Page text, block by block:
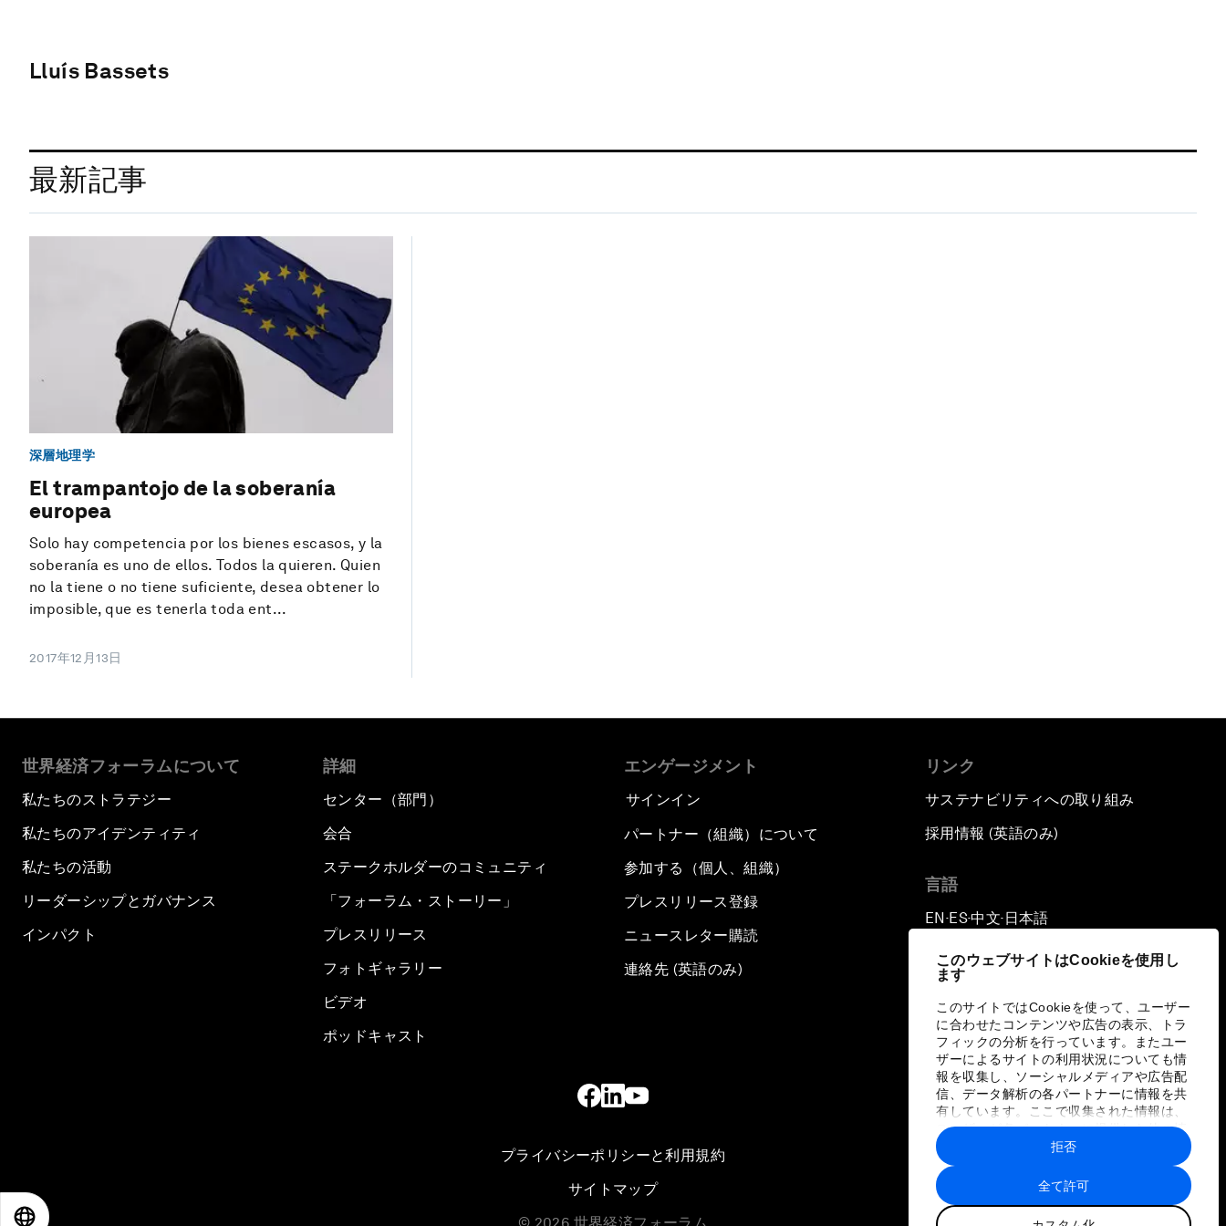
このウェブサイトはCookieを使用し
ます
このサイトではCookieを使って、ユーザー
に合わせたコンテンツや広告の表示、トラ
フィックの分析を行っています。またユー
ザーによるサイトの利用状況についても情
報を収集し、ソーシャルメディアや広告配
信、データ解析の各パートナーに情報を共
有しています。ここで収集された情報は、
ユーザーが各パートナーに提供した他の情
報や各パートナーのサービスを使用した際
に収集された情報と組み合わされ、各パー
トナーによって使用されることがありま
す。
全て許可
拒否
Lluís Bassets
最新記事
深層地理学
El trampantojo de la soberanía
europea
Solo hay competencia por los bienes escasos, y la
soberanía es uno de ellos. Todos la quieren. Quien
no la tiene o no tiene suficiente, desea obtener lo
imposible, que es tenerla toda ent...
2017年12月13日
世界経済フォーラムについて
私たちのストラテジー
私たちのアイデンティティ
私たちの活動
リーダーシップとガバナンス
インパクト
詳細
センター（部門）
会合
ステークホルダーのコミュニティ
「フォーラム・ストーリー」
プレスリリース
フォトギャラリー
ビデオ
ポッドキャスト
エンゲージメント
サインイン
パートナー（組織）について
参加する（個人、組織）
プレスリリース登録
ニュースレター購読
連絡先 (英語のみ)
リンク
サステナビリティへの取り組み
採用情報 (英語のみ)
言語
EN ▪ ES▪中文▪ 日本語
プライバシーポリシーと利用規約
サイトマップ